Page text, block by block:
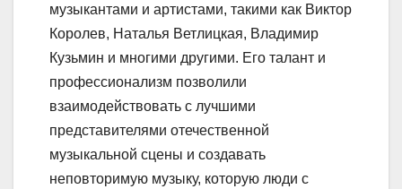
музыкантами и артистами, такими как Виктор
Королев, Наталья Ветлицкая, Владимир
Кузьмин и многими другими. Его талант и
профессионализм позволили
взаимодействовать с лучшими
представителями отечественной
музыкальной сцены и создавать
неповторимую музыку, которую люди с